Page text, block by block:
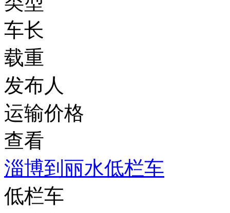
车长
载重
发布人
运输价格
查看
淄博到丽水低栏车
低栏车